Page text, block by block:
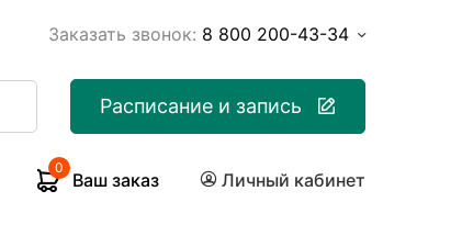
Заказать звонок: 8 800 200-43-34
Расписание и запись
0
Ваш заказ Личный кабинет